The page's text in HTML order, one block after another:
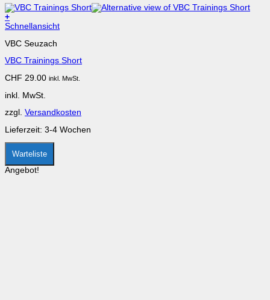
+
Dieses
weist
Varianten
Die
können
der
Produktseite
gewählt
werden
Schnellansicht
VBC Seuzach
VBC Trainings Short
CHF 29.00 inkl. MwSt.
inkl. MwSt.
zzgl. Versandkosten
Lieferzeit: 3-4 Wochen
Warteliste
Angebot!